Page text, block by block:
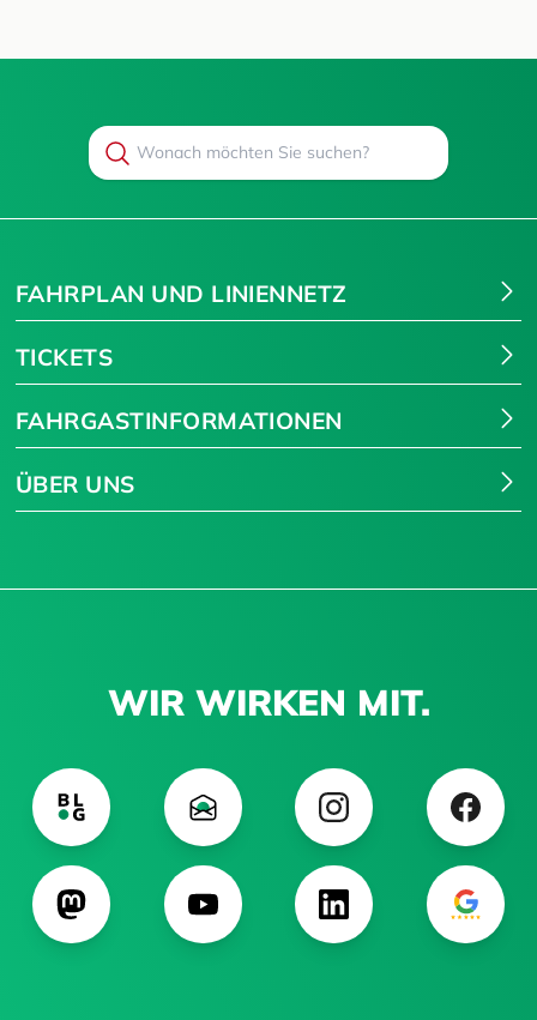
Search
FAHRPLAN UND LINIENNETZ
TICKETS
FAHRGASTINFORMATIONEN
ÜBER UNS
WIR WIRKEN MIT.